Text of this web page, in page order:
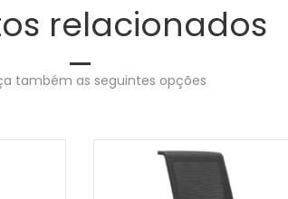
relacionados
também as seguintes opções